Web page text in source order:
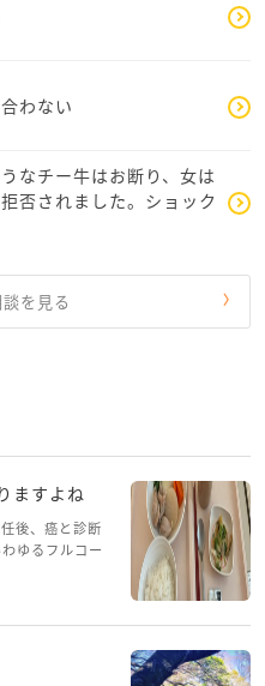
いないのかも知れませ
えるのは初心に帰ると
わない
なチー牛はお断り、女は
否されました。ショック
を見る
ますよね
後、癌と診断
ゆるフルコー
ェに来られて
落ちパソコン